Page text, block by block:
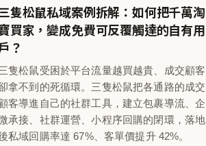
隻松鼠私域案例拆解：如何把千萬淘
買家，變成免費可反覆觸達的自有用
？
隻松鼠受困於平台流量越買越貴、成交顧客
拿不到的死循環。三隻松鼠把各通路的成交
客導進自己的社群工具，建立包裹導流、企
承接、社群運營、小程序回購的閉環，落地
私域回購率達 67%、客單價提升 42%。